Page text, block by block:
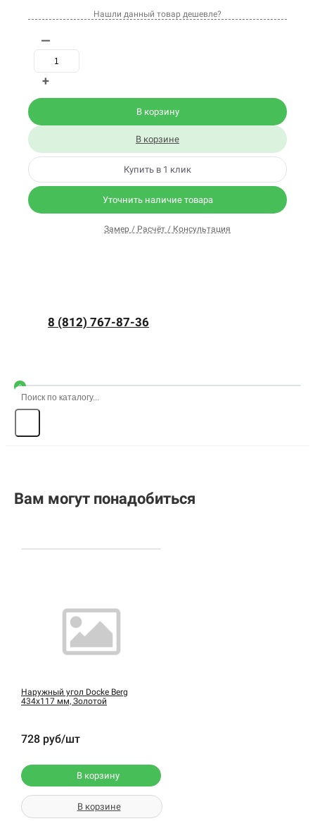
Нашли данный товар дешевле?
—
+
В корзину
В корзине
Купить в 1 клик
Уточнить наличие товара
Замер / Расчёт / Консультация
8 (812) 767-87-36
0
Вам могут понадобиться
Наружный угол Docke Berg
434х117 мм, Золотой
728 руб/шт
В корзину
В корзине